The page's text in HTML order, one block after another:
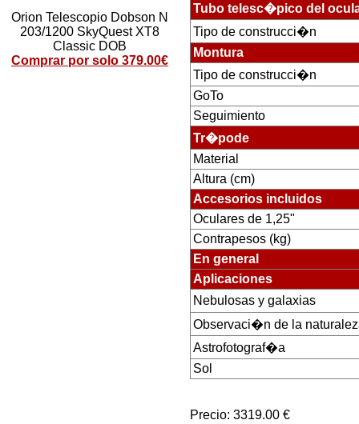
Orion Telescopio Dobson N
203/1200 SkyQuest XT8
Classic DOB
Comprar por solo 379.00€
Tubo telesc�pico del
Tipo de construcci�n
Montura
Tipo de construcci�n
GoTo
Seguimiento
Tr�pode
Material
Altura (cm)
Accesorios incluidos
Oculares de 1,25"
Contrapesos (kg)
En general
Aplicaciones
Nebulosas y galaxias
Observaci�n de la
Astrofotograf�a
Sol
Precio: 3319.00 €